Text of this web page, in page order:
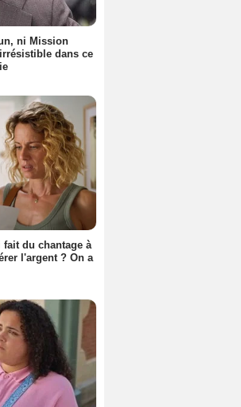
ni Mission
dans ce
du chantage à
l'argent ? On a